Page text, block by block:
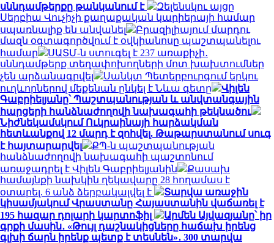
սննդամթերքը թանկանում է
Զելենսկու այցը
Սերբիա Վուչիչի քաղաքական կարիերայի համար
սպառնալիք են անվանել
Բրազիլիայում մարդու
մազն օգտագործվում է օվկիանոսը պաշտպանելու
համար
ՍԱՏՄ-ն ստուգել է 237 առաքիչի․
սննդամթերք տեղափոխողների մոտ խախտումներ
չեն արձանագրվել
Սանկտ Պետերբուրգում երկու
ուղևորներով մեքենան ընկել է Նևա գետը
Վիլեն
Գաբրիելյանը՝ Պաշտպանության և անվտանգային
հարցերի հանձնաժողովի նախագահի թեկնածու
Նիժնեկամսկում Ուկրաինայի հարձակման
հետևանքով 12 մարդ է զոհվել. Թաթարստանում սուգ
է հայտարարվել
ՔՊ-ն պաշտպանության
հանձնաժողովի նախագահի պաշտոնում
առաջադրել է Վիլեն Գաբրիելյանին
Քասախ
համայնքի նախկին ղեկավարը 28 հողամաս է
օտարել. 6 անձ ձերբակալվել է
Տարվա առաջին
կիսամյակում Վրաստանը Հայաստանին վաճառել է
195 հազար դոլարի կարտոֆիլ
Արմեն Այվազյանը՝ իր
գրքի մասին․ «Թույլ դաշնակիցները հաճախ իրենց
գլխի ճարն իրենք պետք է տեսնեն»․ 300 տարվա